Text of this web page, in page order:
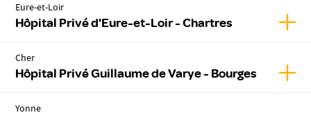
Eure-et-Loir
Hôpital Privé d'Eure-et-Loir - Chartres
Cher
Hôpital Privé Guillaume de Varye - Bourges
Yonne